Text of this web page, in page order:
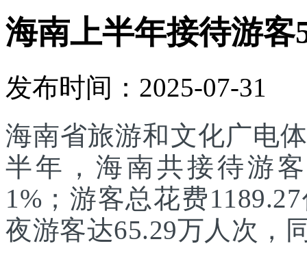
海南上半年接待游客
发布时间：2025-07-31
海南省旅游和文化广电
半年，海南共接待游
1%；游客总花费
夜游客达65.29万人次，